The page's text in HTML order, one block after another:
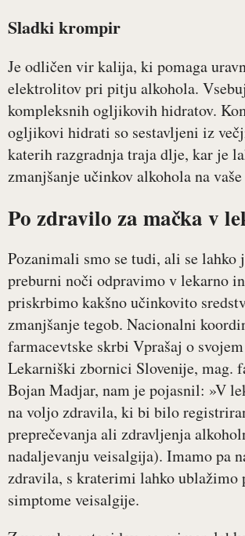
Sladki krompir
Je odličen vir kalija, ki pomaga
elektrolitov pri pitju alkohola.
kompleksnih ogljikovih hidratov.
ogljikovi hidrati so sestavljeni iz
katerih razgradnja traja dlje, kar je
zmanjšanje učinkov alkohola na
Po zdravilo za mačka v
Pozanimali smo se tudi, ali se lahko
preburni noči odpravimo v lekarno
priskrbimo kakšno učinkovito
zmanjšanje tegob. Nacionalni
farmacevtske skrbi Vprašaj o
Lekarniški zbornici Slovenije, mag.
Bojan Madjar, nam je pojasnil: »V
na voljo zdravila, ki bi bilo
preprečevanja ali zdravljenja
nadaljevanju veisalgija). Imamo pa
zdravila, s kraterimi lahko ublažimo
simptome veisalgije.